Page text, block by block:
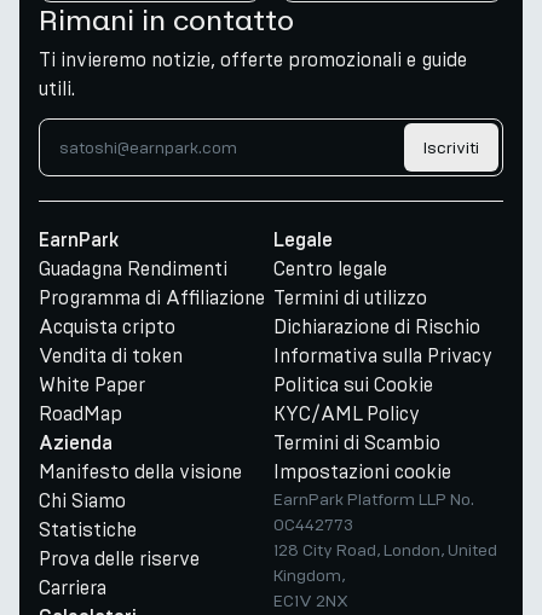
Rimani in contatto
Ti invieremo notizie, offerte promozionali e guide
utili.
Iscriviti
EarnPark
Guadagna Rendimenti
Programma di Affiliazione
Acquista cripto
Vendita di token
White Paper
RoadMap
Azienda
Manifesto della visione
Chi Siamo
Statistiche
Prova delle riserve
Carriera
Legale
Centro legale
Termini di utilizzo
Dichiarazione di Rischio
Informativa sulla Privacy
Politica sui Cookie
KYC/AML Policy
Termini di Scambio
Impostazioni cookie
EarnPark Platform LLP No.
OC442773
128 City Road, London, United
Kingdom,
EC1V 2NX